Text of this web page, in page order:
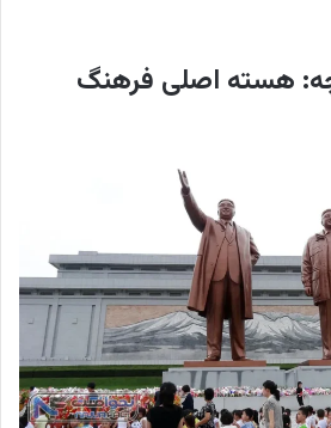
هسته اصلی فرهنگ